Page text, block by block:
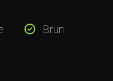
Brun